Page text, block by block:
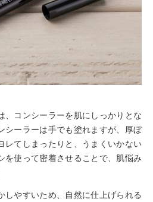
、コンシーラーを肌にしっかりとな
シーラーは手でも塗れますが、厚ぼ
レてしまったりと、うまくいかない
を使って密着させることで、肌悩み
しやすいため、自然に仕上げられる